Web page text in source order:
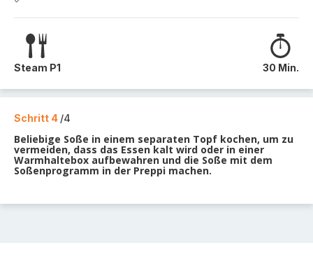
Steam P1 30 Min.
Schritt 4 /4
Beliebige Soße in einem separaten Topf kochen, um zu
vermeiden, dass das Essen kalt wird oder in einer
Warmhaltebox aufbewahren und die Soße mit dem
Soßenprogramm in der Preppi machen.